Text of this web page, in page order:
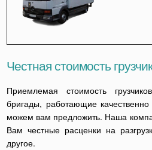
Честная стоимость
Приемлемая стоимость
бригады, работающие
можем вам предложить. Наша
Вам честные расценки на
другое.